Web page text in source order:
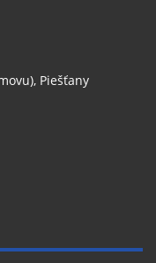
Piešťany